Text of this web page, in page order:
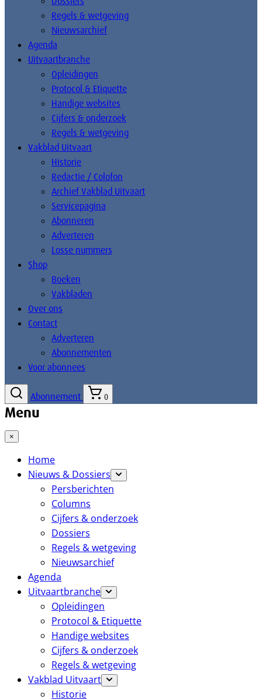
Regels & wetgeving
Nieuwsarchief
Agenda
Uitvaartbranche
Opleidingen
Protocol & Etiquette
Handige websites
Cijfers & onderzoek
Regels & wetgeving
Vakblad Uitvaart
Historie
Redactie / Colofon
Archief Vakblad Uitvaart
Servicepagina
Abonneren
Adverteren
Losse nummers
Shop
Boeken
Vakbladen
Over ons
Contact
Adverteren
Abonnementen
Voor abonnees
Abonnement 0
Menu
×
Home
Nieuws & Dossiers
Persberichten
Columns
Cijfers & onderzoek
Dossiers
Regels & wetgeving
Nieuwsarchief
Agenda
Uitvaartbranche
Opleidingen
Protocol & Etiquette
Handige websites
Cijfers & onderzoek
Regels & wetgeving
Vakblad Uitvaart
Historie